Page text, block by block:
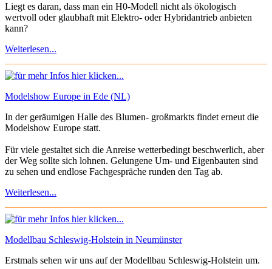
Liegt es daran, dass man ein H0-Modell nicht als ökologisch
wertvoll oder glaubhaft mit Elektro- oder Hybridantrieb anbieten
kann?
Weiterlesen...
Modelshow Europe in Ede (NL)
In der geräumigen Halle des Blumen- großmarkts findet erneut die
Modelshow Europe statt.
Für viele gestaltet sich die Anreise wetterbedingt beschwerlich, aber
der Weg sollte sich lohnen. Gelungene Um- und Eigenbauten sind
zu sehen und endlose Fachgespräche runden den Tag ab.
Weiterlesen...
Modellbau Schleswig-Holstein in Neumünster
Erstmals sehen wir uns auf der Modellbau Schleswig-Holstein um.